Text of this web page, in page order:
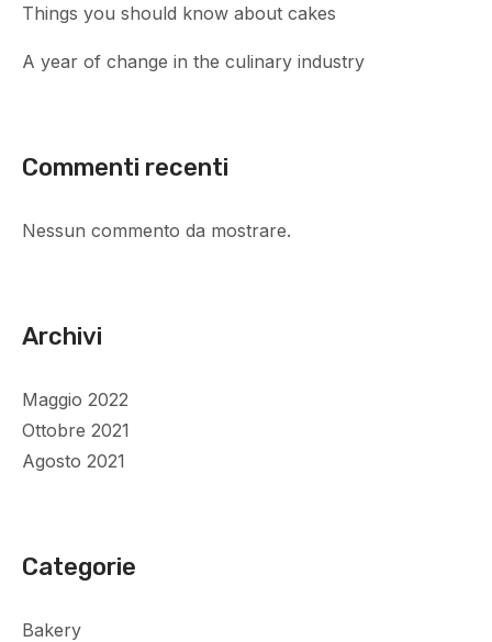
Things you should know about cakes
A year of change in the culinary industry
Commenti recenti
Nessun commento da mostrare.
Archivi
Maggio 2022
Ottobre 2021
Agosto 2021
Categorie
Bakery